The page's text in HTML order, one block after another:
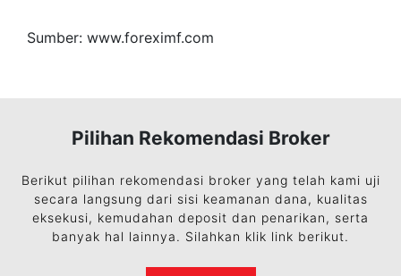
Sumber: www.foreximf.com
Pilihan Rekomendasi Broker
Berikut pilihan rekomendasi broker yang telah kami uji
secara langsung dari sisi keamanan dana, kualitas
eksekusi, kemudahan deposit dan penarikan, serta
banyak hal lainnya. Silahkan klik link berikut.